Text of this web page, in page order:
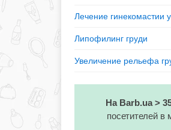
Лечение гинекомастии
Липофилинг груди
Увеличение рельефа
На Barb.ua >
посетителей в